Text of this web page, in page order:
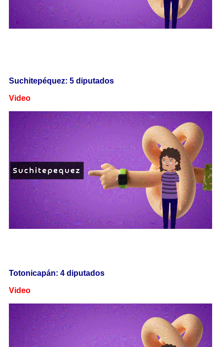
Suchitepéquez: 5 diputados
Video
Totonicapán: 4 diputados
Video